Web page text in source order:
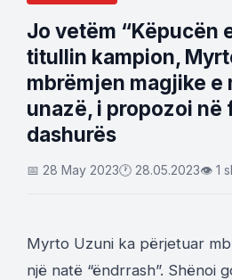
Jo vetëm “Këpucën
titullin kampion,
mbrëmjen magjike e
unazë, i propozoi në
dashurës
📅 28 May 2023🕐 28.05.2023👁 1
Myrto Uzuni ka përjetuar
një natë “ëndrrash”. Shënoi